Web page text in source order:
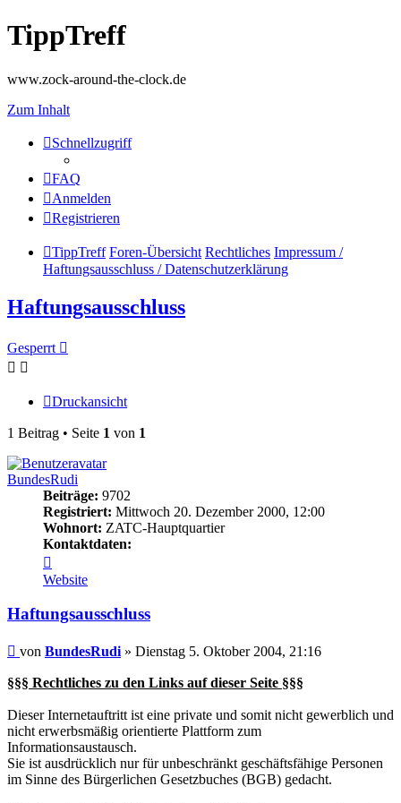
TippTreff
www.zock-around-the-clock.de
Zum Inhalt
Schnellzugriff
FAQ
Anmelden
Registrieren
TippTreff Foren-Übersicht Rechtliches Impressum /
Haftungsausschluss / Datenschutzerklärung
Haftungsausschluss
Gesperrt
Druckansicht
1 Beitrag • Seite 1 von 1
BundesRudi
Beiträge: 9702
Registriert: Mittwoch 20. Dezember 2000, 12:00
Wohnort: ZATC-Hauptquartier
Kontaktdaten:
von
BundesRudi
Website
Haftungsausschluss
Beitrag
von BundesRudi » Dienstag 5. Oktober 2004, 21:16
§§§ Rechtliches zu den Links auf dieser Seite §§§
Dieser Internetauftritt ist eine private und somit nicht gewerblich und
nicht erwerbsmäßig orientierte Plattform zum
Informationsaustausch.
Sie ist ausdrücklich nur für unbeschränkt geschäftsfähige Personen
im Sinne des Bürgerlichen Gesetzbuches (BGB) gedacht.